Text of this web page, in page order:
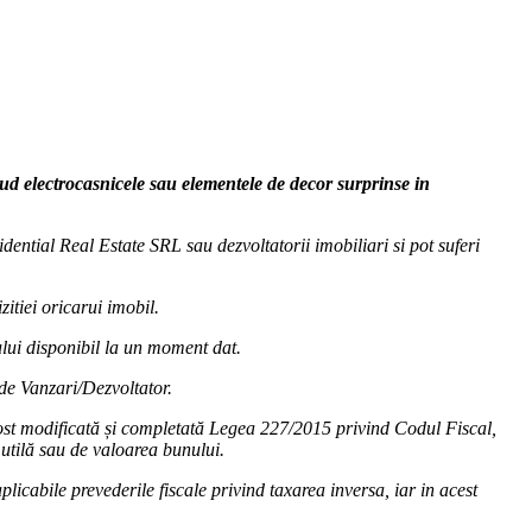
electrocasnicele sau elementele de decor surprinse in
Real Estate SRL sau dezvoltatorii imobiliari si pot suferi
oricarui imobil.
disponibil la un moment dat.
Vanzari/Dezvoltator.
modificată și completată Legea 227/2015 privind Codul Fiscal,
sau de valoarea bunului.
prevederile fiscale privind taxarea inversa, iar in acest